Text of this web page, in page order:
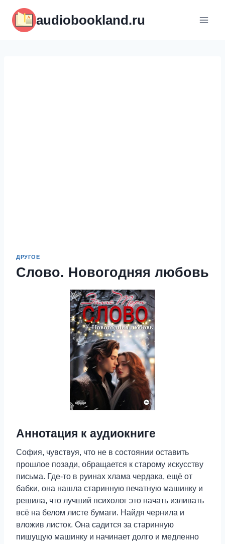
содержимому
audiobookland.ru
ДРУГОЕ
Слово. Новогодняя любовь
Аннотация к аудиокниге
София, чувствуя, что не в состоянии оставить
прошлое позади, обращается к старому искусству
письма. Где-то в руинах хлама чердака, ещё от
бабки, она нашла старинную печатную машинку и
решила, что лучший психолог это начать изливать
всё на белом листе бумаги. Найдя чернила и
вложив листок. Она садится за старинную
пишущую машинку и начинает долго и медленно